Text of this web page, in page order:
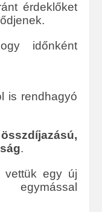
érdeklőket
időnként
is rendhagyó
.
vettük egy új